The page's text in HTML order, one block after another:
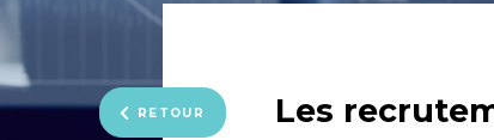
RETOUR Les